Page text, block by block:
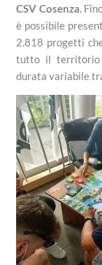
CSV Cosenza.
è possibile
2.818 progetti
tutto il territorio
durata variabile